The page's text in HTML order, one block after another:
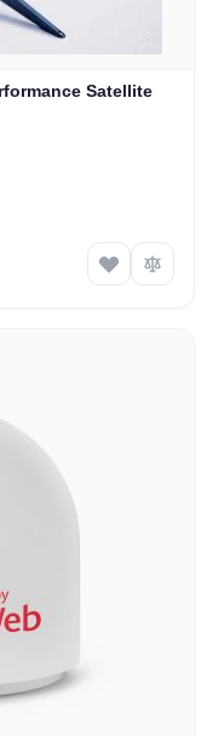
Satellite